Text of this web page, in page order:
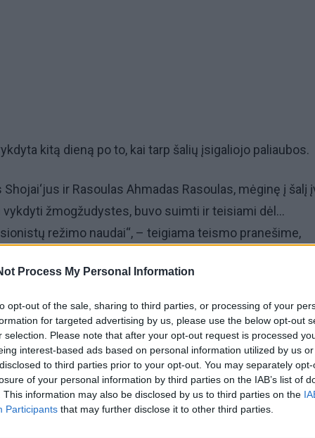
Process My Personal Information
opt-out of the sale, sharing to third parties, or processing of your
for targeted advertising by us, please use the below opt-out
selection. Please note that after your opt-out request is processed
interest-based ads based on personal information utilized by us
to third parties prior to your opt-out. You may separately
of your personal information by third parties on the IAB’s list of
This information may also be disclosed by us to third parties on the
Participants that may further disclose it to other third parties.
kitą dieną po to, kai tarp šalių įsigaliojo paliaubos.
Shojai‘jus ir Rasoulas Ahmadas Rasoulas, mėginę į šalį
vykdyti žmogžudystes, buvo suimti ir teisiami dėl...
režimo naudai“, – teigiama teismo pranešime,
įvykdytos Urmijos mieste netoli sienos su Turkija
paaiškino teismas ir paviešino trijų mėlynomis
vyrų nuotraukas.
apie suimtus ir myriop nuteistus agentus,